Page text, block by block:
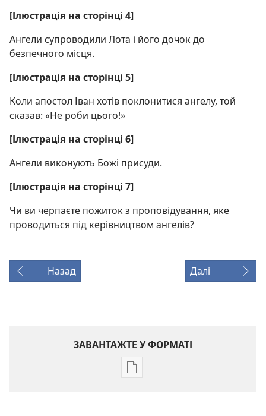
[Ілюстрація на сторінці 4]
Ангели супроводили Лота і його дочок до
безпечного місця.
[Ілюстрація на сторінці 5]
Коли апостол Іван хотів поклонитися ангелу, той
сказав: «Не роби цього!»
[Ілюстрація на сторінці 6]
Ангели виконують Божі присуди.
[Ілюстрація на сторінці 7]
Чи ви черпаєте пожиток з проповідування, яке
проводиться під керівництвом ангелів?
Назад Далі
ЗАВАНТАЖТЕ У ФОРМАТІ
Параметри